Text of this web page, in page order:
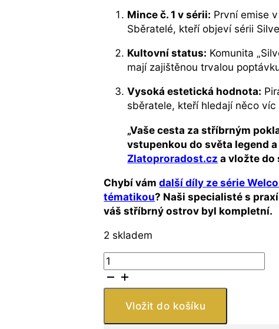
Mince č. 1 v sérii: První emise
Sběratelé, kteří objeví sérii
Kultovní status: Komunita
mají zajištěnou trvalou
Vysoká estetická hodnota:
sběratele, kteří hledají něco
„Vaše cesta za stříbrným
vstupenkou do světa legend
Zlatoproradost.cz a vložte do
Chybí vámdalší díly ze série
tématikou? Naši specialisté s
váš stříbrný ostrov byl kompletní.
2 skladem
Silverbug
Island
–
Vložit do košíku